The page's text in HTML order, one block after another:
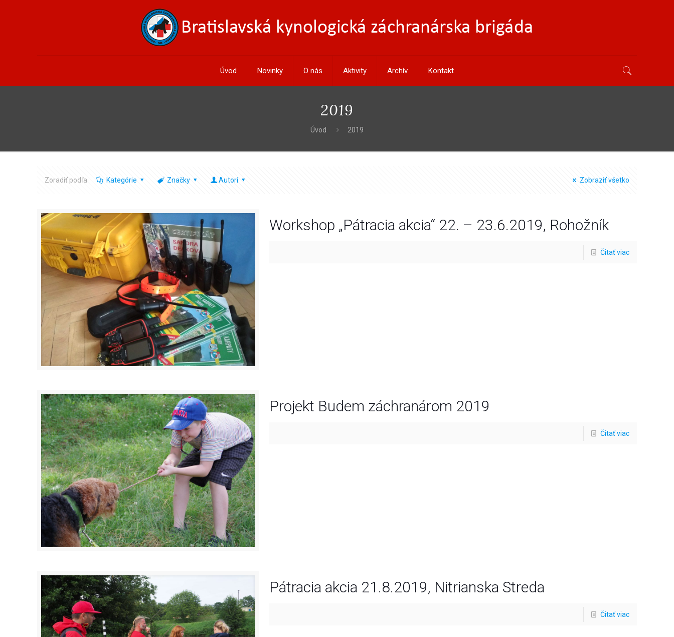
Úvod Novinky O nás Aktivity Archív Kontakt
2019
Úvod 2019
Zoradiť podľa Kategórie Značky Autori Zobraziť všetko
Workshop „Pátracia akcia“ 22. – 23.6.2019, Rohožník
Čitať viac
Projekt Budem záchranárom 2019
Čitať viac
Pátracia akcia 21.8.2019, Nitrianska Streda
Čitať viac